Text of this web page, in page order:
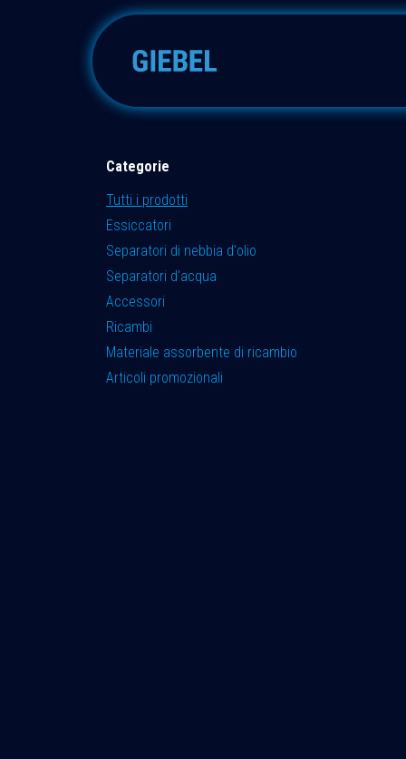
Passa al contenuto
Categorie
Tutti i prodotti
Essiccatori
Separatori di nebbia d'olio
Separatori d'acqua
Accessori
Ricambi
Materiale assorbente di ricambio
Articoli promozionali